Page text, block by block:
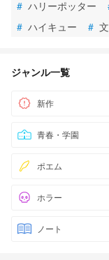
# ハリーポッター
# ハイキュー #
ジャンル一覧
新作
青春・学園
ポエム
ホラー
ノート